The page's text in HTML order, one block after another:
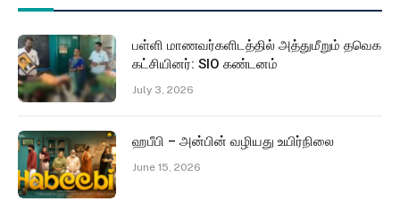
பள்ளி மாணவர்களிடத்தில் அத்துமீறும் தவெக
கட்சியினர்: SIO கண்டனம்
July 3, 2026
ஹபீபி – அன்பின் வழியது உயிர்நிலை
June 15, 2026